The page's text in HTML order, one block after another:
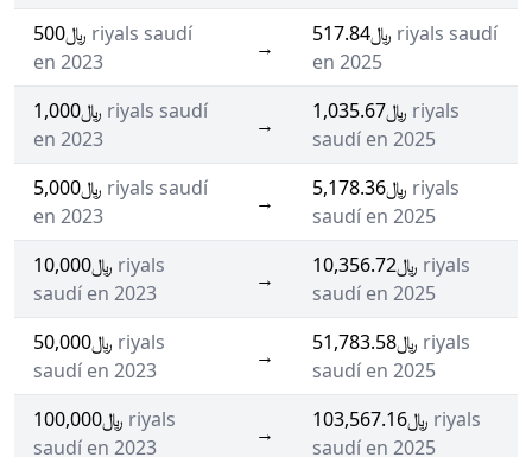
riyals saudí
en 2023
→
riyals saudí
en 2025
riyals saudí
en 2023
→
riyals
saudí en 2025
riyals saudí
en 2023
→
riyals
saudí en 2025
riyals
saudí en 2023
→
riyals
saudí en 2025
riyals
saudí en 2023
→
riyals
saudí en 2025
riyals
saudí en 2023
→
riyals
saudí en 2025